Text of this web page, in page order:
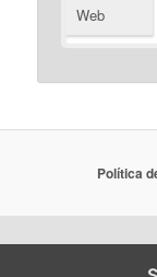
Web
Política